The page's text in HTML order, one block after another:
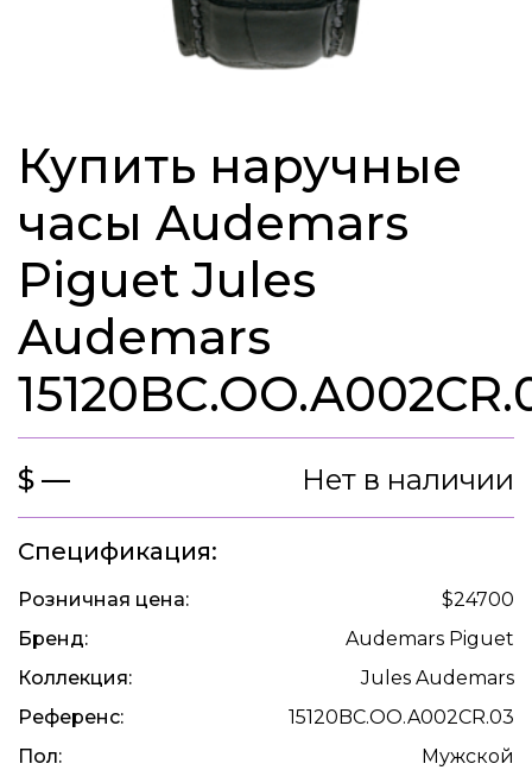
Купить наручные
часы Audemars
Piguet Jules
Audemars
$ — Нет в наличии
Спецификация:
Розничная цена:
$24700
Бренд:
Audemars Piguet
Коллекция:
Jules Audemars
Референс:
15120BC.OO.A002CR.03
Пол:
Мужской